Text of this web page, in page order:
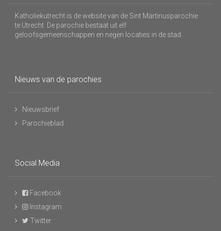
Katholiekutrecht is de website van de Sint Martinusparochie
te Utrecht. De parochie bestaat uit elf
geloofsgemeenschappen en negen locaties in de stad.
Nieuws van de parochies
Nieuwsbrief
Parochieblad
Social Media
Facebook
Instagram
Twitter